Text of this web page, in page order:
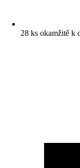
28 ks okamžitě k